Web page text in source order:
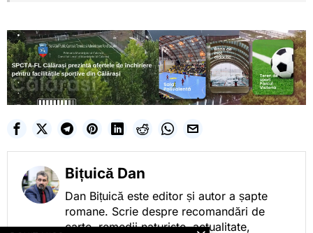
Bițuică Dan
Dan Bițuică este editor și autor a șapte
romane. Scrie despre recomandări de
carte, remedii naturiste, actualitate,